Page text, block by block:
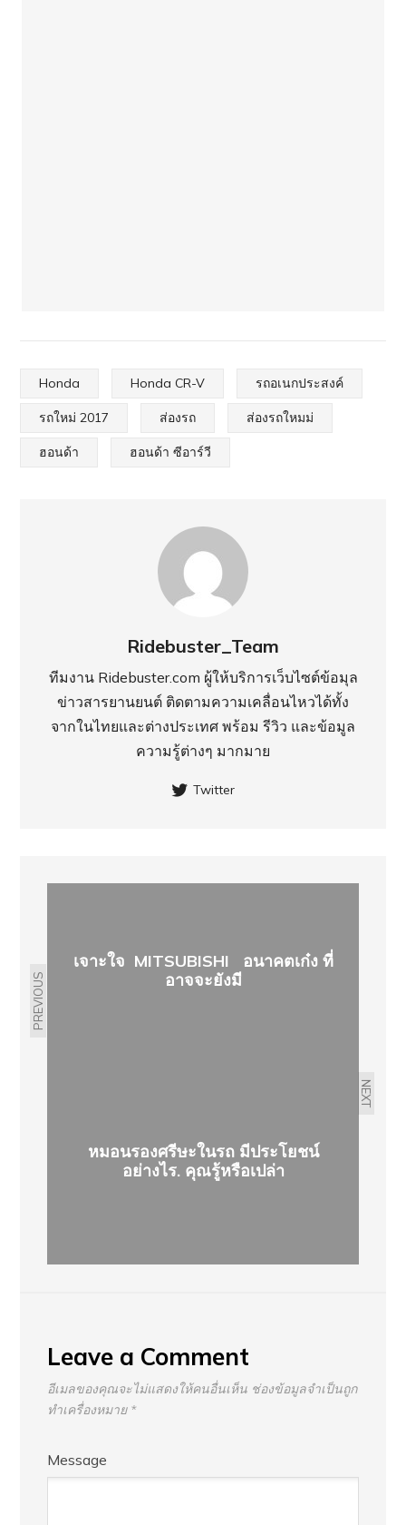
Honda Honda CR-V รถอเนกประสงค์
รถใหม่ 2017 ส่องรถ ส่องรถใหมม่
ฮอนด้า ฮอนด้า ซีอาร์วี
Ridebuster_Team
ทีมงาน Ridebuster.com ผู้ให้บริการเว็บไซต์ข้อมุล
ข่าวสารยานยนต์ ติดตามความเคลื่อนไหวได้ทั้ง
จากในไทยและต่างประเทศ พร้อม รีวิว และข้อมูล
ความรู้ต่างๆ มากมาย
Twitter
PREVIOUS
เจาะใจ MITSUBISHI อนาคตเก๋ง ที่
อาจจะยังมี
NEXT
หมอนรองศรีษะในรถ มีประโยชน์
อย่างไร. คุณรู้หรือเปล่า
Leave a Comment
อีเมลของคุณจะไม่แสดงให้คนอื่นเห็น ช่องข้อมูลจำเป็นถูก
ทำเครื่องหมาย *
Message